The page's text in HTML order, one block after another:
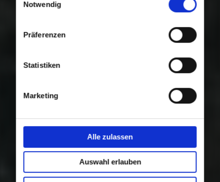
Nutzung der Dienste gesammelt haben.
Notwendig
Präferenzen
Statistiken
Marketing
Alle zulassen
Auswahl erlauben